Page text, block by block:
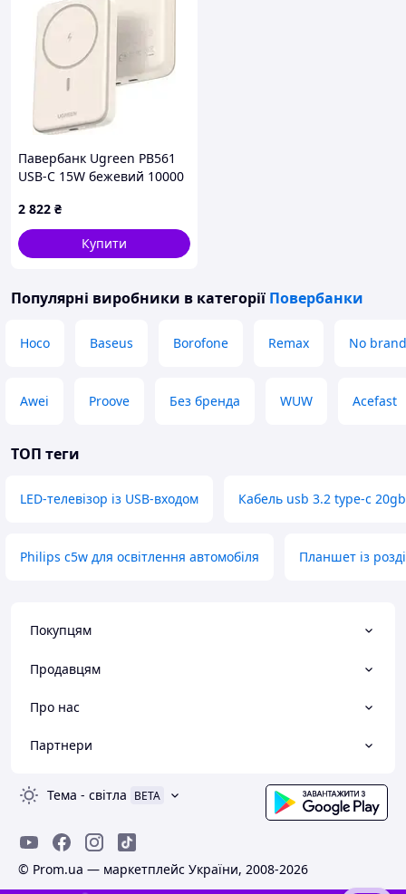
Павербанк Ugreen PB561
USB-C 15W бежевий 10000
2 822 ₴
Купити
Популярні виробники в категорії Повербанки
Hoco Baseus Borofone Remax No brand
Awei Proove Без бренда WUW Acefast
ТОП теги
LED-телевізор із USB-входом Кабель usb 3.2 type-c
Philips c5w для освітлення автомобіля Планшет із
Покупцям
Продавцям
Про нас
Партнери
Тема - світла BETA
© Prom.ua — маркетплейс України, 2008-2026